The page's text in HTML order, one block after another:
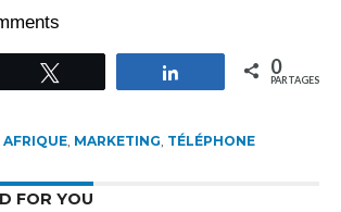
Partagez 0
PARTAGES
AFRIQUE, MARKETING, TÉLÉPHONE
FOR YOU